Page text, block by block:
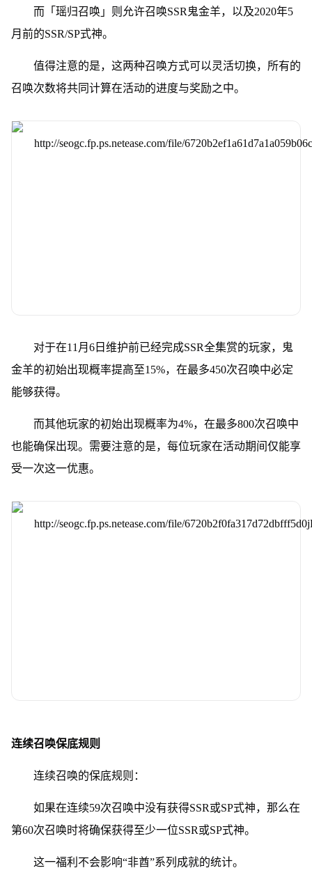
而「瑶归召唤」则允许召唤SSR鬼金羊，以及2020年5
月前的SSR/SP式神。
值得注意的是，这两种召唤方式可以灵活切换，所有的
召唤次数将共同计算在活动的进度与奖励之中。
对于在11月6日维护前已经完成SSR全集赏的玩家，鬼
金羊的初始出现概率提高至15%，在最多450次召唤中必定
能够获得。
而其他玩家的初始出现概率为4%，在最多800次召唤中
也能确保出现。需要注意的是，每位玩家在活动期间仅能享
受一次这一优惠。
连续召唤保底规则
连续召唤的保底规则：
如果在连续59次召唤中没有获得SSR或SP式神，那么在
第60次召唤时将确保获得至少一位SSR或SP式神。
这一福利不会影响“非酋”系列成就的统计。